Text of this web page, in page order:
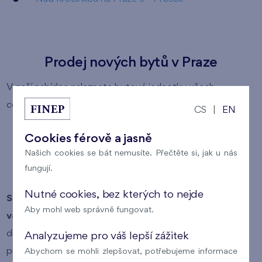
Prodej nových bytů v Praze
V naší nabídce naleznete bytové jednotky všech
cenových kategorií:
byty střední kategorie
luxusní byty
Snadno si tak můžete vybrat byt, který odpovídá
vašim požadavkům
(lokalita, typ vlastnictví bytu,
dispozice bytu, plocha bytu a cena bytu). Pokud si v
přehledu nabízených bytů kliknete na číslo konkrétního
CS EN
Cookies férově a jasně
Našich cookies se bát nemusíte. Přečtěte si, jak u nás
fungují.
Nutné cookies, bez kterých to nejde
Aby mohl web správně fungovat.
Analyzujeme pro váš lepší zážitek
Abychom se mohli zlepšovat, potřebujeme informace